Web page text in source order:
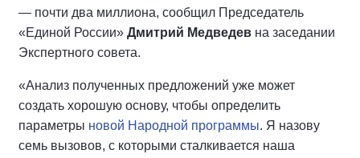
— почти два миллиона, сообщил Председатель
«Единой России» Дмитрий Медведев на заседании
Экспертного совета.
«Анализ полученных предложений уже может
создать хорошую основу, чтобы определить
параметры новой Народной программы. Я назову
семь вызовов, с которыми сталкивается наша